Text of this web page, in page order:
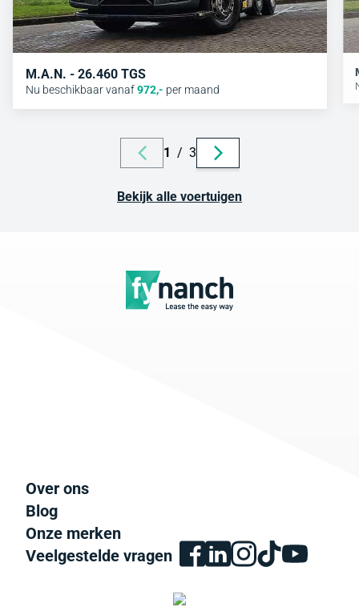
M.A.N. - 26.460 TGS
Nu beschikbaar vanaf972,- per maand
1 / 3
Bekijk alle voertuigen
Over ons
Blog
Onze merken
Veelgestelde vragen